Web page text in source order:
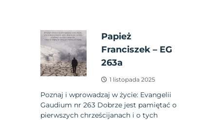
Papież
Franciszek – EG
263a
1 listopada 2025
Poznaj i wprowadzaj w życie: Evangelii
Gaudium nr 263 Dobrze jest pamiętać o
pierwszych chrześcijanach i o tych